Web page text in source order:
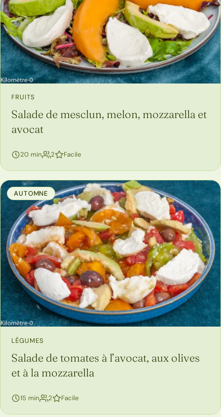
FRUITS
Salade de mesclun, melon, mozzarella et
avocat
20 min 2personnes
Facile
AUTOMNE
LÉGUMES
Salade de tomates à l’avocat, aux olives
et à la mozzarella
15 min 2personnes
Facile